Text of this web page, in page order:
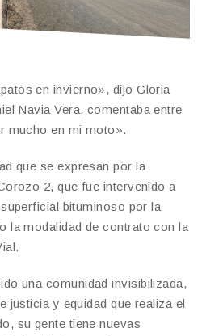
en invierno», dijo Gloria
Navia Vera, comentaba entre
mucho en mi moto».
que se expresan por la
2, que fue intervenido a
bituminoso por la
la modalidad de contrato con la
una comunidad invisibilizada,
justicia y equidad que realiza el
su gente tiene nuevas